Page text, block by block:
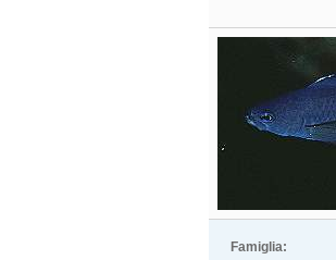
Famiglia: